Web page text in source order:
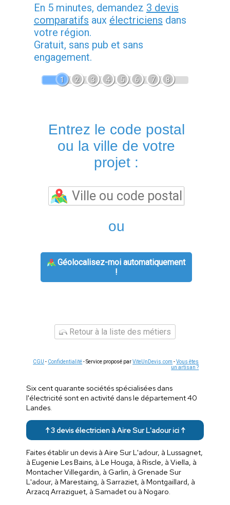
En 5 minutes, demandez 3 devis
comparatifs aux électriciens dans
votre région.
Gratuit, sans pub et sans
engagement.
1 2 3 4 5 6 7 8
Entrez le code postal
ou la ville de votre
projet :
ou
Géolocalisez-moi automatiquement
!
Retour à la liste des métiers
CGU - Confidentialité- Service proposé parViteUnDevis.com -Vous êtes
un artisan ?
Six cent quarante sociétés spécialisées dans
l'électricité sont en activité dans le département 40
Landes.
↑ 3 devis électricien à Aire Sur L'adour ici ↑
Faites établir un devis à Aire Sur L'adour, à Lussagnet,
à Eugenie Les Bains, à Le Houga, à Riscle, à Viella, à
Montacher Villegardin, à Garlin, à Grenade Sur
L'adour, à Marestaing, à Sarraziet, à Montgaillard, à
Arzacq Arraziguet, à Samadet ou à Nogaro.